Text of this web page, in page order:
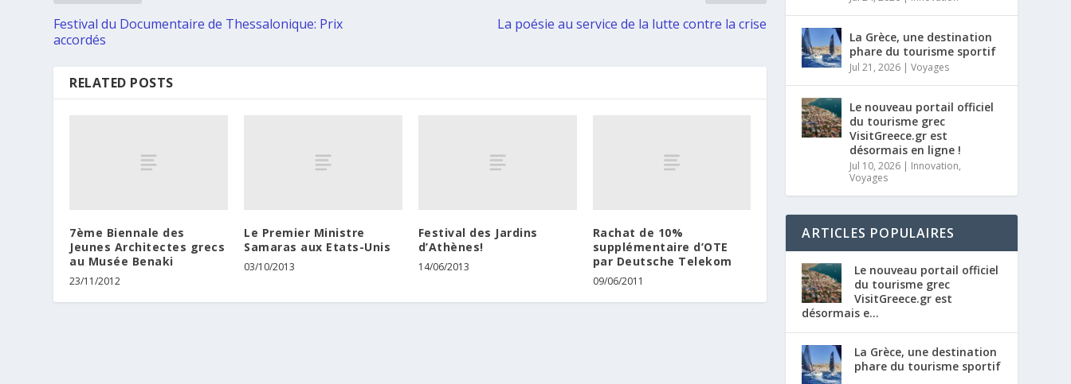
Festival du Documentaire de Thessalonique: Prix
accordés
La poésie au service de la lutte contre la crise
RELATED POSTS
7ème Biennale des
Jeunes Architectes grecs
au Musée Benaki
23/11/2012
Le Premier Ministre
Samaras aux Etats-Unis
03/10/2013
Festival des Jardins
d’Athènes!
14/06/2013
Rachat de 10%
supplémentaire d’OTE
par Deutsche Telekom
09/06/2011
La Grèce, une destination
phare du tourisme sportif
Jul 21, 2026 |Voyages
Le nouveau portail officiel
du tourisme grec
VisitGreece.gr est
désormais en ligne !
Jul 10, 2026 | Innovation,
Voyages
ARTICLES POPULAIRES
Le nouveau portail officiel
du tourisme grec
VisitGreece.gr est
désormais e...
La Grèce, une destination
phare du tourisme sportif